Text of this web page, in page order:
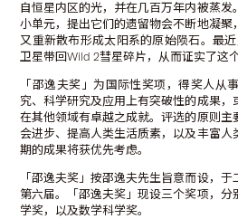
自恒星内区的光，并在几百万年内被蒸发
小单元，提出它们的遗留物会不断地凝聚
又重新散布形成太阳系的原始陨石。最
卫星带回Wild 2彗星碎片，从而证实了这个
「邵逸夫奖」为国际性奖项，得奖人从
究、科学研究及应用上有突破性的成果，
在其他领域有卓越之成就。评选的原则主
会进步、提高人类生活质素，以及丰富人
期的成果将获优先考虑。
「邵逸夫奖」按邵逸夫先生旨意而设，
第六届。「邵逸夫奖」现设三个奖项，分
学奖，以及数学科学奖。